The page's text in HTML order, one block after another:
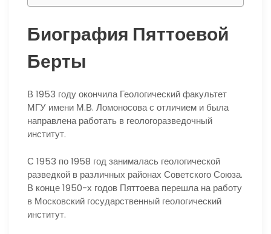
Биография Пяттоевой
Берты
В 1953 году окончила Геологический факультет
МГУ имени М.В. Ломоносова с отличием и была
направлена работать в геологоразведочный
институт.
С 1953 по 1958 год занималась геологической
разведкой в различных районах Советского Союза.
В конце 1950-х годов Пяттоева перешла на работу
в Московский государственный геологический
институт.